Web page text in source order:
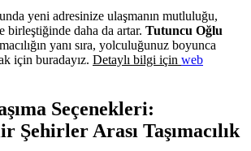
yeni adresinize ulaşmanın mutluluğu,
birleştiğinde daha da artar. Tutuncu Oğlu
yanı sıra, yolculuğunuz boyunca
için buradayız. Detaylı bilgi için web
Seçenekleri:
Şehirler Arası Taşımacılık